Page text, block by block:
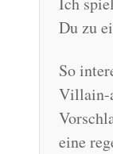
Du zu
So
Villain-
eine